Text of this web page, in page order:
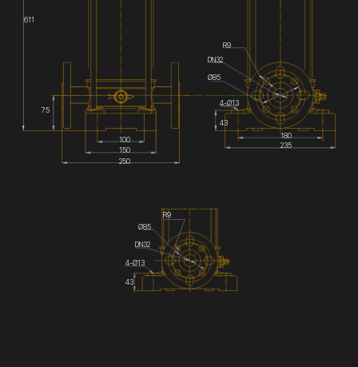
DN32
611
75
100
150
250
180
235
43
4-Ø13
Ø85
R9
DN32
R9
Ø85
4-Ø13
43